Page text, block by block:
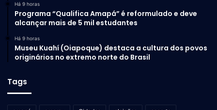
Há 9 horas
Programa “Qualifica Amapá” é reformulado e deve
alcançar mais de 5 mil estudantes
Há 9 horas
Museu Kuahí (Oiapoque) destaca a cultura dos povos
originários no extremo norte do Brasil
Tags